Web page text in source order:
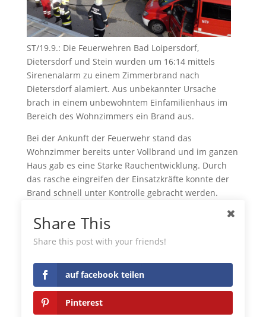
ST/19.9.: Die Feuerwehren Bad Loipersdorf,
Dietersdorf und Stein wurden um 16:14 mittels
Sirenenalarm zu einem Zimmerbrand nach
Dietersdorf alamiert. Aus unbekannter Ursache
brach in einem unbewohntem Einfamilienhaus im
Bereich des Wohnzimmers ein Brand aus.
Bei der Ankunft der Feuerwehr stand das
Wohnzimmer bereits unter Vollbrand und im ganzen
Haus gab es eine Starke Rauchentwicklung. Durch
das rasche eingreifen der Einsatzkräfte konnte der
Brand schnell unter Kontrolle gebracht werden.
standen 39 Mann mit 7 Fahrzeugen im Einsatz.
auf facebook teilen
Pinterest
LinkedIn
Share This
Share this post with your friends!
auf facebook teilen
Pinterest